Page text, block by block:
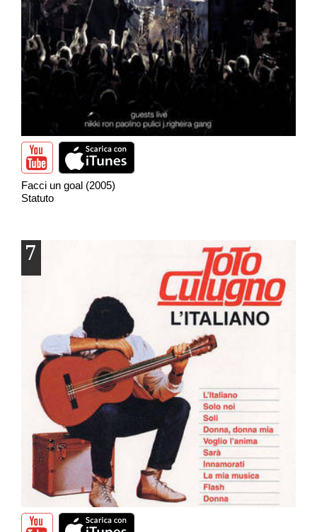
Facci un goal (2005)
Statuto
7